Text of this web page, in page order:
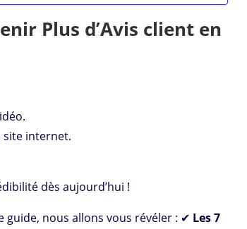
Plus d’Avis client en
internet.
dès aujourd’hui !
guide, nous allons vous révéler : ✔ Les 7